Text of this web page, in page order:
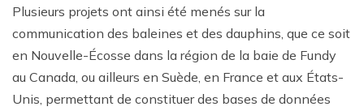
Plusieurs projets ont ainsi été menés sur la
communication des baleines et des dauphins, que ce soit
en Nouvelle-Écosse dans la région de la baie de Fundy
au Canada, ou ailleurs en Suède, en France et aux États-
Unis, permettant de constituer des bases de données